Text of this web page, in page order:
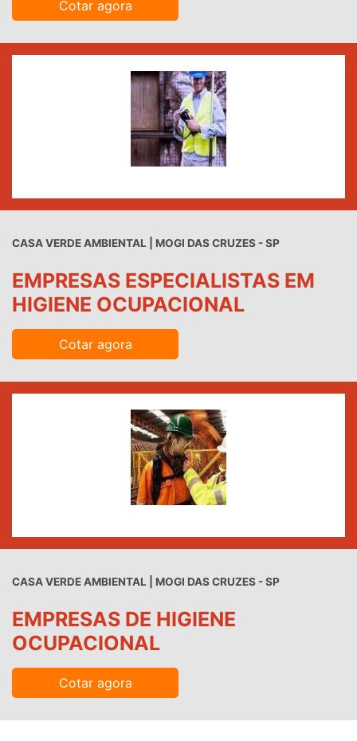
Cotar agora
CASA VERDE AMBIENTAL | MOGI DAS CRUZES - SP
EMPRESAS ESPECIALISTAS EM
HIGIENE OCUPACIONAL
Cotar agora
CASA VERDE AMBIENTAL | MOGI DAS CRUZES - SP
EMPRESAS DE HIGIENE
OCUPACIONAL
Cotar agora